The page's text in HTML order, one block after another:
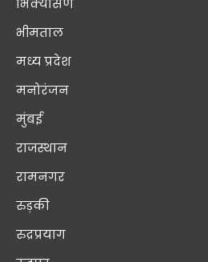
भिक्यासैण
भीमताल
मध्य प्रदेश
मनोरंजन
मुंबई
राजस्थान
रामनगर
रुड़की
रुद्रप्रयाग